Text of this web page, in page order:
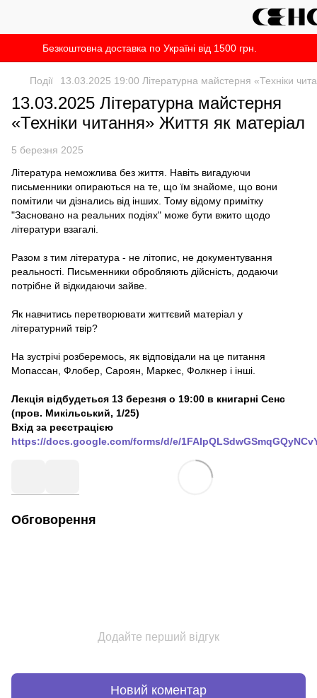
Безкоштовна доставка по Україні від 1500 грн.
Події 13.03.2025 19:00 Літературна майстерня «Техніки
13.03.2025 Літературна майстерня
«Техніки читання» Життя як матеріал
5 березня 2025
Література неможлива без життя. Навіть вигадуючи
письменники опираються на те, що їм знайоме, що вони
помітили чи дізнались від інших. Тому відому примітку
"Засновано на реальних подіях" може бути вжито щодо
літератури взагалі.
Разом з тим література - не літопис, не документування
реальності. Письменники обробляють дійсність, додаючи
потрібне й відкидаючи зайве.
Як навчитись перетворювати життєвий матеріал у
літературний твір?
На зустрічі розберемось, як відповідали на це питання
Мопассан, Флобер, Сароян, Маркес, Фолкнер і інші.
Лекція відбудеться 13 березня о 19:00 в книгарні Сенс
(пров. Микільський, 1/25)
Вхід за реєстрацією
https://docs.google.com/forms/d/e/
Обговорення
Додайте перший відгук
Новий коментар